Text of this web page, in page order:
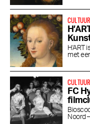
De beste restaurants in
de Houthavens
CULTUUR
van
H'ART
met
CULTUUR
FC
waar
na
Noord